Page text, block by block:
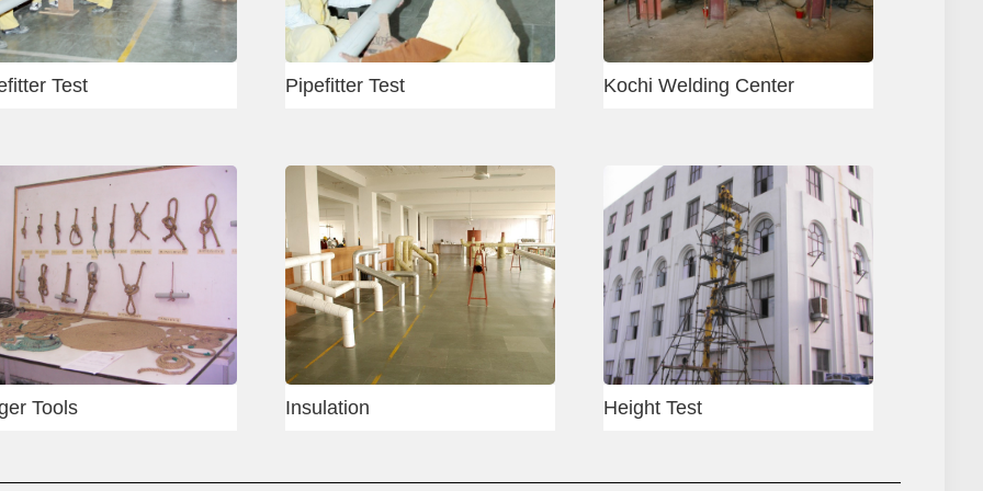
Slab shuttering